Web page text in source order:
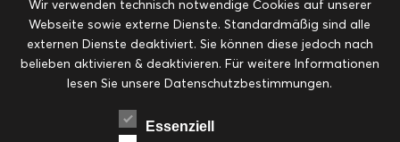
Kuchen, Torten & Desserts Kuchen und
Desserts Kulinarik Kulinarische Mitbringsel &
Eingemachtes Ohne Kategorie Ostern Resteküche
RezepteSaisonalSliderStartseite
Suppen, Salate & Vorspeisen
Wir verwenden technisch notwendige Cookies auf unserer
Webseite sowie externe Dienste. Standardmäßig sind alle
externen Dienste deaktiviert. Sie können diese jedoch nach
belieben aktivieren & deaktivieren. Für weitere Informationen
lesen Sie unsere Datenschutzbestimmungen.
Essenziell